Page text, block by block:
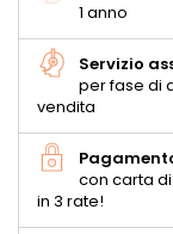
1 anno
Servizio
per fase di
vendita
con carta
in 3 rate!